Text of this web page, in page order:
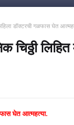
डॉक्टरची गळफास घेत
चिठ्ठी
घेत आत्महत्या.